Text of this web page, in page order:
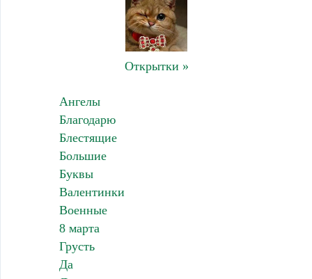
Открытки »
Ангелы
Благодарю
Блестящие
Большие
Буквы
Валентинки
Военные
8 марта
Грусть
Да